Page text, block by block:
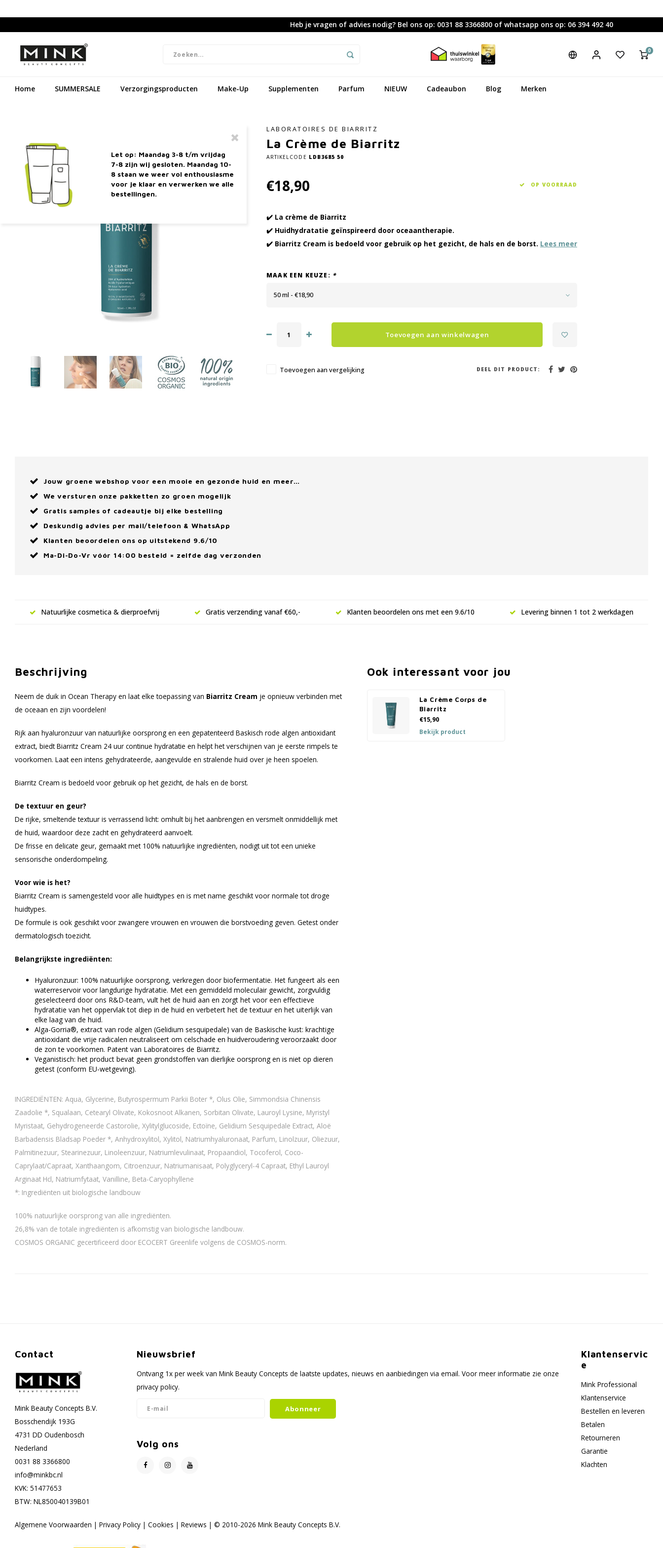
Heb je vragen of advies nodig? Bel ons op: 0031 88 3366800 of whatsapp ons op: 06 394 492 40
0
Home SUMMERSALE Verzorgingsproducten Make-Up Supplementen Parfum NIEUW Cadeaubon Blog Merken
Let op: Maandag 3-8 t/m vrijdag
7-8 zijn wij gesloten. Maandag 10-
8 staan we weer vol enthousiasme
voor je klaar en verwerken we alle
bestellingen.
LABORATOIRES DE BIARRITZ
La Crème de Biarritz
ARTIKELCODE LDB3685 50
€18,90 OP VOORRAAD
✔️ La crème de Biarritz
✔️ Huidhydratatie geïnspireerd door oceaantherapie.
✔️ Biarritz Cream is bedoeld voor gebruik op het gezicht, de hals en de borst. Lees meer
MAAK EEN KEUZE: *
50 ml - €18,90
Toevoegen aan winkelwagen
Toevoegen aan vergelijking DEEL DIT PRODUCT:
Jouw groene webshop voor een mooie en gezonde huid en meer…
We versturen onze pakketten zo groen mogelijk
Gratis samples of cadeautje bij elke bestelling
Deskundig advies per mail/telefoon & WhatsApp
Klanten beoordelen ons op uitstekend 9.6/10
Ma-Di-Do-Vr vóór 14:00 besteld = zelfde dag verzonden
Natuurlijke cosmetica & dierproefvrij Gratis verzending vanaf €60,- Klanten beoordelen ons met een 9.6/10 Levering binnen 1 tot 2 werkdagen
Beschrijving
Neem de duik in Ocean Therapy en laat elke toepassing van Biarritz Cream je opnieuw verbinden met
de oceaan en zijn voordelen!
Rijk aan hyaluronzuur van natuurlijke oorsprong en een gepatenteerd Baskisch rode algen antioxidant
extract, biedt Biarritz Cream 24 uur continue hydratatie en helpt het verschijnen van je eerste rimpels te
voorkomen. Laat een intens gehydrateerde, aangevulde en stralende huid over je heen spoelen.
Biarritz Cream is bedoeld voor gebruik op het gezicht, de hals en de borst.
De textuur en geur?
De rijke, smeltende textuur is verrassend licht: omhult bij het aanbrengen en versmelt onmiddellijk met
de huid, waardoor deze zacht en gehydrateerd aanvoelt.
De frisse en delicate geur, gemaakt met 100% natuurlijke ingrediënten, nodigt uit tot een unieke
sensorische onderdompeling.
Voor wie is het?
Biarritz Cream is samengesteld voor alle huidtypes en is met name geschikt voor normale tot droge
huidtypes.
De formule is ook geschikt voor zwangere vrouwen en vrouwen die borstvoeding geven. Getest onder
dermatologisch toezicht.
Belangrijkste ingrediënten:
Hyaluronzuur: 100% natuurlijke oorsprong, verkregen door biofermentatie. Het fungeert als een
waterreservoir voor langdurige hydratatie. Met een gemiddeld moleculair gewicht, zorgvuldig
geselecteerd door ons R&D-team, vult het de huid aan en zorgt het voor een effectieve
hydratatie van het oppervlak tot diep in de huid en verbetert het de textuur en het uiterlijk van
elke laag van de huid.
Alga-Gorria®, extract van rode algen (Gelidium sesquipedale) van de Baskische kust: krachtige
antioxidant die vrije radicalen neutraliseert om celschade en huidveroudering veroorzaakt door
de zon te voorkomen. Patent van Laboratoires de Biarritz.
Veganistisch: het product bevat geen grondstoffen van dierlijke oorsprong en is niet op dieren
getest (conform EU-wetgeving).
INGREDIËNTEN: Aqua, Glycerine, Butyrospermum Parkii Boter *, Olus Olie, Simmondsia Chinensis
Zaadolie *, Squalaan, Cetearyl Olivate, Kokosnoot Alkanen, Sorbitan Olivate, Lauroyl Lysine, Myristyl
Myristaat, Gehydrogeneerde Castorolie, Xylitylglucoside, Ectoïne, Gelidium Sesquipedale Extract, Aloë
Barbadensis Bladsap Poeder *, Anhydroxylitol, Xylitol, Natriumhyaluronaat, Parfum, Linolzuur, Oliezuur,
Palmitinezuur, Stearinezuur, Linoleenzuur, Natriumlevulinaat, Propaandiol, Tocoferol, Coco-
Caprylaat/Capraat, Xanthaangom, Citroenzuur, Natriumanisaat, Polyglyceryl-4 Capraat, Ethyl Lauroyl
Arginaat Hcl, Natriumfytaat, Vanilline, Beta-Caryophyllene
*: Ingrediënten uit biologische landbouw
100% natuurlijke oorsprong van alle ingrediënten.
26,8% van de totale ingrediënten is afkomstig van biologische landbouw.
COSMOS ORGANIC gecertificeerd door ECOCERT Greenlife volgens de COSMOS-norm.
Ook interessant voor jou
La Crème Corps de
Biarritz
€15,90
Bekijk product
Contact
Mink Beauty Concepts B.V.
Bosschendijk 193G
4731 DD Oudenbosch
Nederland
0031 88 3366800
info@minkbc.nl
KVK: 51477653
BTW: NL850040139B01
Nieuwsbrief
Ontvang 1x per week van Mink Beauty Concepts de laatste updates, nieuws en aanbiedingen via email. Voor meer informatie zie onze
privacy policy.
Abonneer
Volg ons
Klantenservic
e
Mink Professional
Klantenservice
Bestellen en leveren
Betalen
Retourneren
Garantie
Klachten
Algemene Voorwaarden | Privacy Policy | Cookies | Reviews | © 2010-2026 Mink Beauty Concepts B.V.